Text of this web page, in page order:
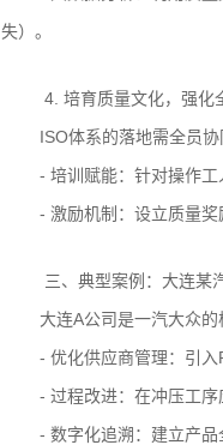
失）。
4. 培育质量文化，强化
ISO体系的落地需全员
- 培训赋能：针对操作
- 激励机制：设立质量奖
三、典型案例：大连某
大连A公司是一汽大众
- 优化供应商管理：引
- 过程改进：在冲压工
- 数字化追溯：建立产